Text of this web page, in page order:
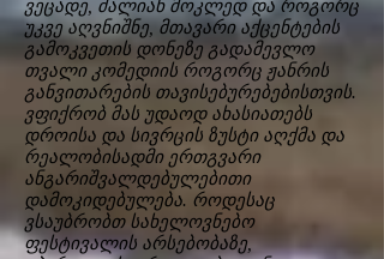
ვეცადე, ძალიან მოკლედ და როგორც
უკვე აღვნიშნე, მთავარი აქცენტების
გამოკვეთის დონეზე გადამევლო
თვალი კომედიის როგორც ჟანრის
განვითარების თავისებურებებისთვის.
ვფიქრობ მას უდაოდ ახასიათებს
დროისა და სივრცის ზუსტი აღქმა და
რეალობისადმი ერთგვარი
ანგარიშვალდებულებითი
დამოკიდებულება. როდესაც
ვსაუბრობთ სახელოვნებო
ფესტივალის არსებობაზე,